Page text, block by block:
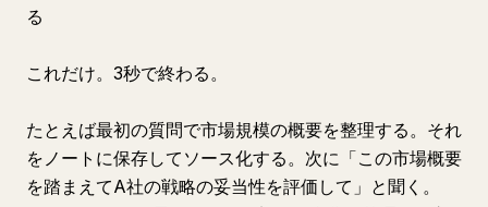
る
これだけ。3秒で終わる。
たとえば最初の質問で市場規模の概要を整理する。それ
をノートに保存してソース化する。次に「この市場概要
を踏まえてA社の戦略の妥当性を評価して」と聞く。